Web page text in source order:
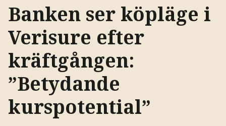
Banken ser köpläge i
Verisure efter
kräftgången:
”Betydande
kurspotential”